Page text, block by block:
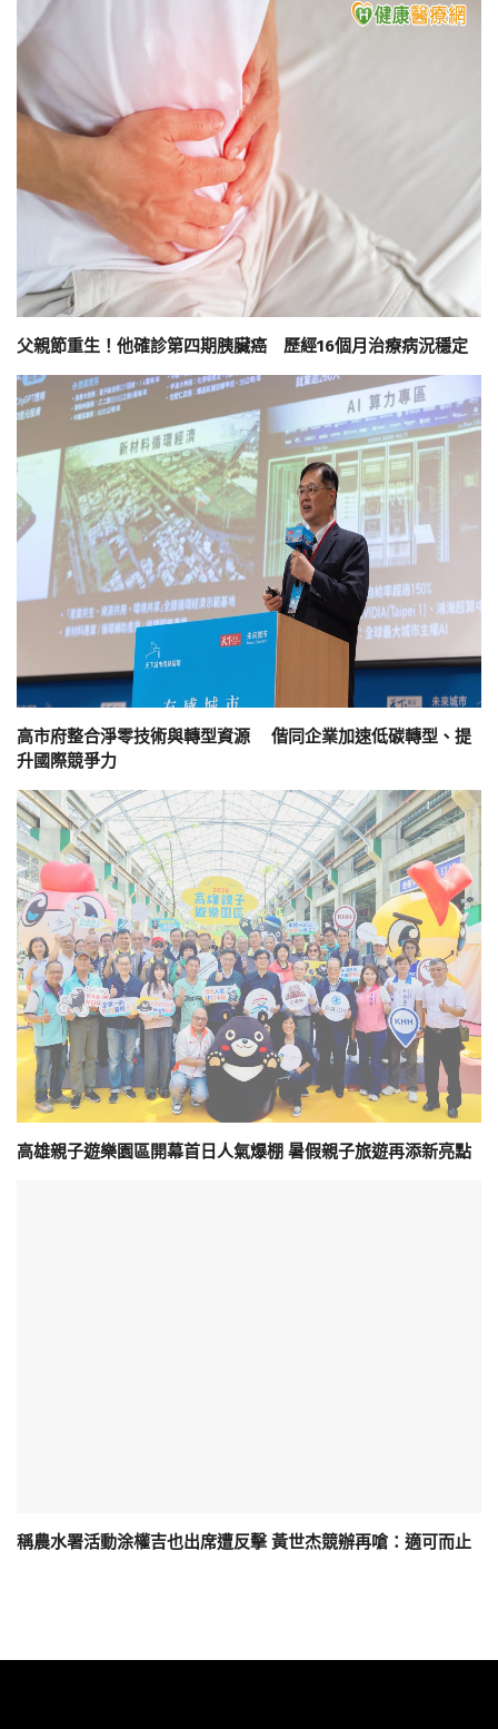
父親節重生！他確診第四期胰臟癌 歷經16個月治療病況穩定
高市府整合淨零技術與轉型資源 偕同企業加速低碳轉型、提
升國際競爭力
高雄親子遊樂園區開幕首日人氣爆棚 暑假親子旅遊再添新亮點
稱農水署活動涂權吉也出席遭反擊 黃世杰競辦再嗆：適可而止